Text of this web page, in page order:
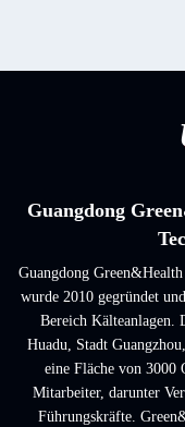
Guangdong
Guangdong
wurde 2010 gegründet
Bereich Kälteanlagen.
Huadu, Stadt
eine Fläche von 3000
Mitarbeiter, darunter
Führungskräfte.